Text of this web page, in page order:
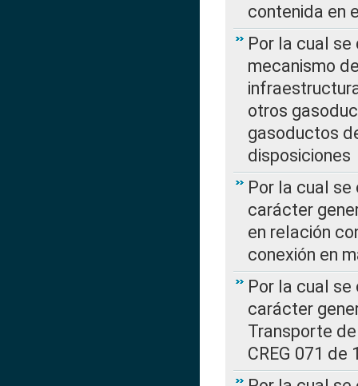
contenida en
Por la cual se
mecanismo
otros
gasoductos
disposiciones
Por la cual
carácter
en relación
conexión en
Por la cual
carácter
Transporte
CREG 071 de